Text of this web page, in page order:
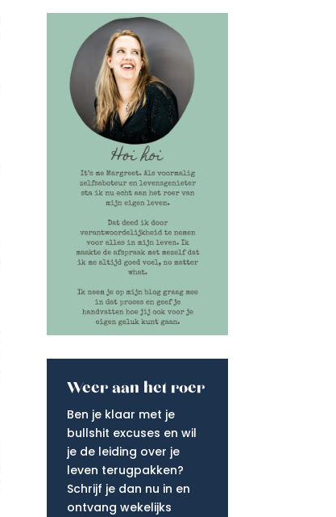
Weer aan het roer
Ben je klaar met je
bullshit excuses en wil
je de leiding over je
leven terugpakken?
Schrijf je dan nu in en
ontvang wekelijks